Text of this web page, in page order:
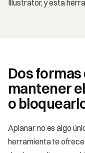
Illustrator, y esta
Dos formas
mantener
o
Aplanar no es algo
herramienta te